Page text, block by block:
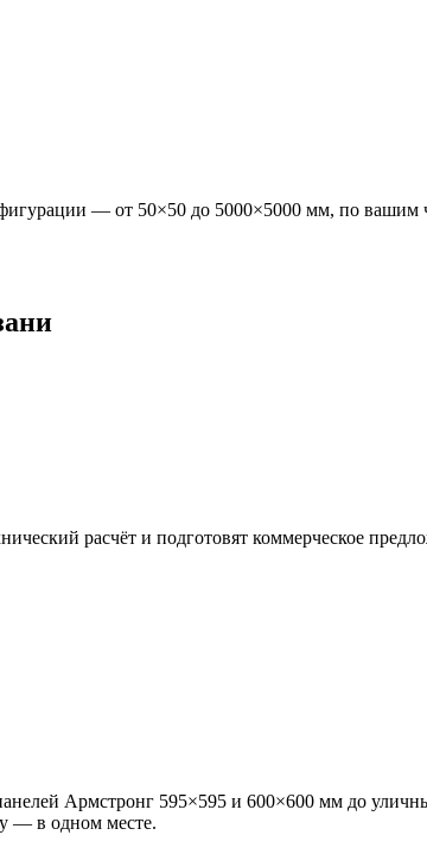
— от 50×50 до 5000×5000 мм, по
расчёт и подготовят коммерческое
Армстронг 595×595 и 600×600 мм до
— в одном месте.